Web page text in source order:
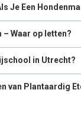
Je Een
Waar op letten?
in Utrecht?
van Plantaardig